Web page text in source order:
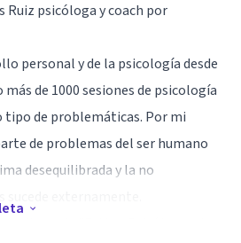
Ruiz psicóloga y coach por
personal y de la psicología desde
de 1000 sesiones de psicología
tipo de problemáticas. Por mi
de problemas del ser humano
desequilibrada y la no